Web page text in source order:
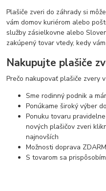
Plašiče zveri do záhrady si
vám domov kuriérom alebo
služby zásielkovne alebo
zakúpený tovar vtedy, kedy
Nakupujte plašiče
Prečo nakupovať plašiče zvery
Sme rodinný podnik a
Ponúkame široký výber
Ponuku tovaru
nových plašičov zveri
najnovších
Možnosti doprava
S tovarom sa